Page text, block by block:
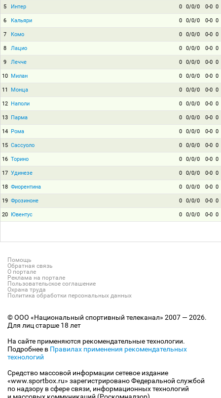
5 Интер 0 0/0/0 0-0 0
6 Кальяри 0 0/0/0 0-0 0
7 Комо 0 0/0/0 0-0 0
8 Лацио 0 0/0/0 0-0 0
9 Лечче 0 0/0/0 0-0 0
10 Милан 0 0/0/0 0-0 0
11 Монца 0 0/0/0 0-0 0
12 Наполи 0 0/0/0 0-0 0
13 Парма 0 0/0/0 0-0 0
14 Рома 0 0/0/0 0-0 0
15 Сассуоло 0 0/0/0 0-0 0
16 Торино 0 0/0/0 0-0 0
17 Удинезе 0 0/0/0 0-0 0
18 Фиорентина 0 0/0/0 0-0 0
19 Фрозиноне 0 0/0/0 0-0 0
20 Ювентус 0 0/0/0 0-0 0
Помощь
Обратная связь
О портале
Реклама на портале
Пользовательское соглашение
Охрана труда
Политика обработки персональных данных
© ООО «Национальный спортивный телеканал» 2007 — 2026.
Для лиц старше 18 лет
На сайте применяются рекомендательные технологии.
Подробнее в Правилах применения рекомендательных
технологий
Средство массовой информации сетевое издание
«www.sportbox.ru» зарегистрировано Федеральной службой
по надзору в сфере связи, информационных технологий